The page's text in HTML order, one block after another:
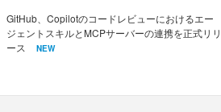
GitHub、Copilotのコードレビューにおけるエー
ジェントスキルとMCPサーバーの連携を正式リリ
ース
NEW